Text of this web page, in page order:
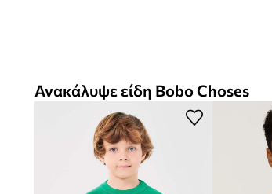
Ανακάλυψε είδη Bobo Choses